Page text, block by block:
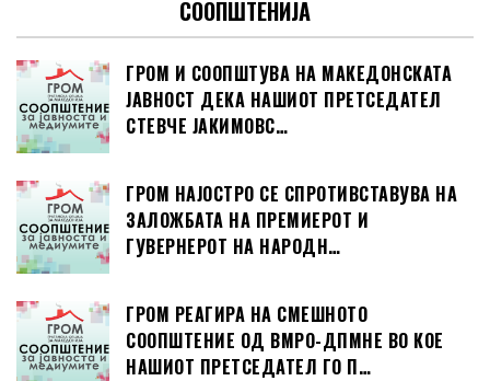
СООПШТЕНИЈА
ГРОМ И СООПШТУВА НА МАКЕДОНСКАТА
ЈАВНОСТ ДЕКА НАШИОТ ПРЕТСЕДАТЕЛ
СТЕВЧЕ ЈАКИМОВС…
ГРОМ НАЈОСТРО СЕ СПРОТИВСТАВУВА НА
ЗАЛОЖБАТА НА ПРЕМИЕРОТ И
ГУВЕРНЕРОТ НА НАРОДН…
ГРОМ РЕАГИРА НА СМЕШНОТО
СООПШТЕНИЕ ОД ВМРО-ДПМНЕ ВО КОЕ
НАШИОТ ПРЕТСЕДАТЕЛ ГО П…